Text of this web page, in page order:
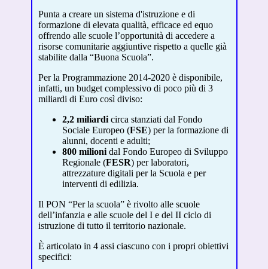
Punta a creare un sistema d'istruzione e di
formazione di elevata qualità, efficace ed equo
offrendo alle scuole l’opportunità di accedere a
risorse comunitarie aggiuntive rispetto a quelle già
stabilite dalla “Buona Scuola”.
Per la Programmazione 2014-2020 è disponibile,
infatti, un budget complessivo di poco più di 3
miliardi di Euro così diviso:
2,2 miliardi circa stanziati dal Fondo
Sociale Europeo (FSE) per la formazione di
alunni, docenti e adulti;
800 milioni dal Fondo Europeo di Sviluppo
Regionale (FESR) per laboratori,
attrezzature digitali per la Scuola e per
interventi di edilizia.
Il PON “Per la scuola” è rivolto alle scuole
dell’infanzia e alle scuole del I e del II ciclo di
istruzione di tutto il territorio nazionale.
È articolato in 4 assi ciascuno con i propri obiettivi
specifici: